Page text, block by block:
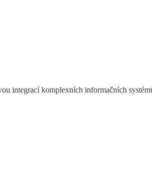
integrací komplexních informačních